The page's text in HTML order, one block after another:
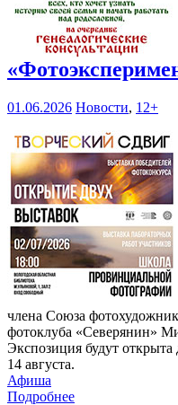
01.06.2026 Новости, 12+
члена Союза
фотоклуба «Северянин»
Экспозиция будут
14 августа.
Афиша
Подробнее